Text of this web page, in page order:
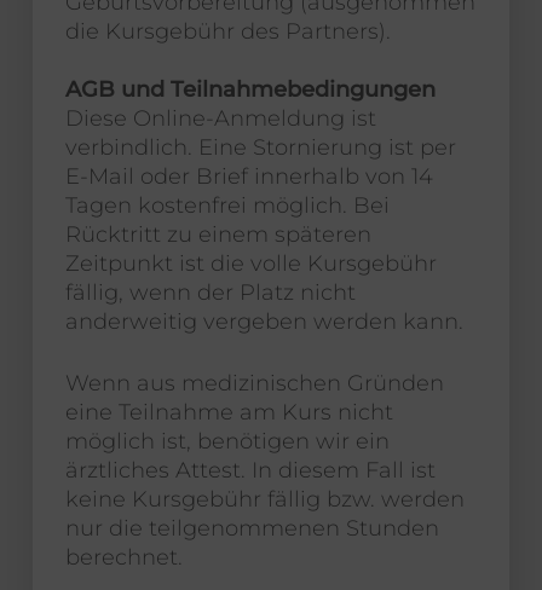
die Kursgebühr des Partners).
AGB und Teilnahmebedingungen
Diese Online-Anmeldung ist
verbindlich. Eine Stornierung ist per
E-Mail oder Brief innerhalb von 14
Tagen kostenfrei möglich. Bei
Rücktritt zu einem späteren
Zeitpunkt ist die volle Kursgebühr
fällig, wenn der Platz nicht
anderweitig vergeben werden kann.
Wenn aus medizinischen Gründen
eine Teilnahme am Kurs nicht
möglich ist, benötigen wir ein
ärztliches Attest. In diesem Fall ist
keine Kursgebühr fällig bzw. werden
nur die teilgenommenen Stunden
berechnet.